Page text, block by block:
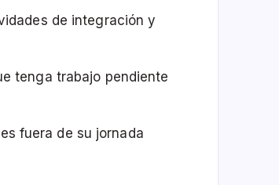
de integración y
tenga trabajo pendiente
fuera de su jornada